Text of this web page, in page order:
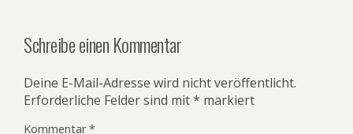
Schreibe einen Kommentar
Deine E-Mail-Adresse wird nicht veröffentlicht.
Erforderliche Felder sind mit* markiert
Kommentar*